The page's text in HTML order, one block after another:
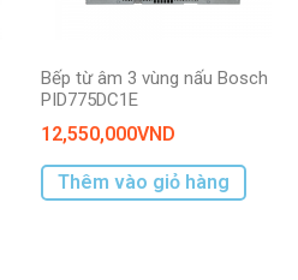
Bếp từ âm 3 vùng nấu Bosch
PID775DC1E
12,550,000VND
Thêm vào giỏ hàng